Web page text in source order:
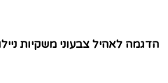
הדגמה לאהיל צבעוני משקיות